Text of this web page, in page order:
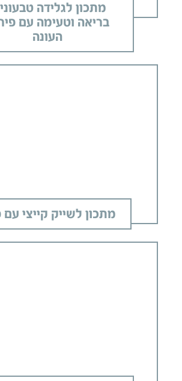
מתכון לגלידה
בריאה וטעימה עם
העונה
מתכון לשייק קייצי